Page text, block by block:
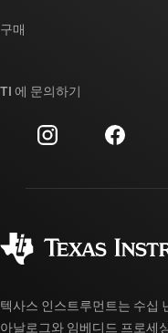
투자 관계
제조
대체품 검색
고객 지원 센터
myTI 계정 FAQ
구매
주문 FAQ
TI 에 문의하기
텍사스 인스트루먼트는 수십
아날로그와 임베디드 프로세